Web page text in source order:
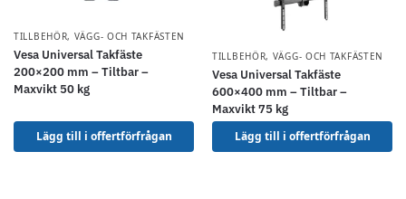
TILLBEHÖR, VÄGG- OCH TAKFÄSTEN
Vesa Universal Takfäste
200×200 mm – Tiltbar –
Maxvikt 50 kg
Lägg till i offertförfrågan
TILLBEHÖR, VÄGG- OCH TAKFÄSTEN
Vesa Universal Takfäste
600×400 mm – Tiltbar –
Maxvikt 75 kg
Lägg till i offertförfrågan